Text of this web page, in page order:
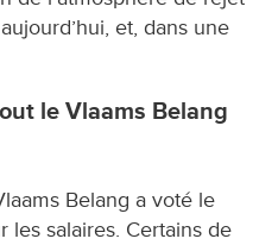
et, dans une
le Vlaams Belang
Belang a voté le
les salaires. Certains de